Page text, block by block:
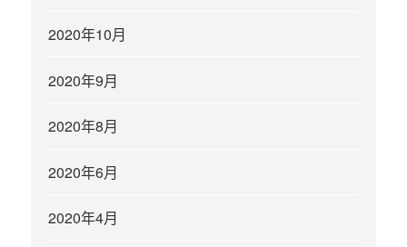
2020年10月
2020年9月
2020年8月
2020年6月
2020年4月